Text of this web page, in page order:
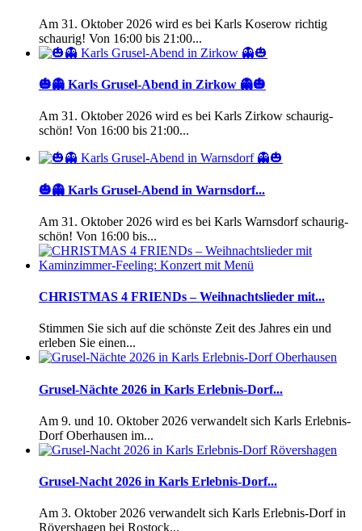
Am 31. Oktober 2026 wird es bei Karls Koserow richtig
schaurig! Von 16:00 bis 21:00...
🎃👻 Karls Grusel-Abend in Zirkow 👻🎃
Am 31. Oktober 2026 wird es bei Karls Zirkow schaurig-
schön! Von 16:00 bis 21:00...
🎃👻 Karls Grusel-Abend in Warnsdorf...
Am 31. Oktober 2026 wird es bei Karls Warnsdorf schaurig-
schön! Von 16:00 bis...
CHRISTMAS 4 FRIENDs – Weihnachtslieder mit...
Stimmen Sie sich auf die schönste Zeit des Jahres ein und
erleben Sie einen...
Grusel-Nächte 2026 in Karls Erlebnis-Dorf...
Am 9. und 10. Oktober 2026 verwandelt sich Karls Erlebnis-
Dorf Oberhausen im...
Grusel-Nacht 2026 in Karls Erlebnis-Dorf...
Am 3. Oktober 2026 verwandelt sich Karls Erlebnis-Dorf in
Rövershagen bei Rostock...